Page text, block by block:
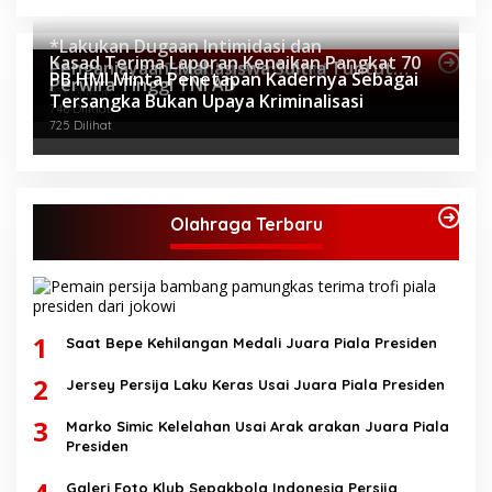
Topik Internasional
*Lakukan Dugaan Intimidasi dan
Penganiayaan, Mahasiswa Sultra Tuntut
Pemecatan Pj Bupati Buton Selatan*
803 Dilihat
Kasad Terima Laporan Kenaikan Pangkat 70
Perwira Tinggi TNI AD
746 Dilihat
PB HMI Minta Penetapan Kadernya Sebagai
Tersangka Bukan Upaya Kriminalisasi
725 Dilihat
Olahraga Terbaru
1 Saat Bepe Kehilangan Medali Juara Piala Presiden
2 Jersey Persija Laku Keras Usai Juara Piala Presiden
3
Marko Simic Kelelahan Usai Arak arakan Juara Piala
Presiden
Galeri Foto Klub Sepakbola Indonesia Persija